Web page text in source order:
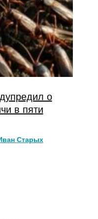
о
в пяти
Старых